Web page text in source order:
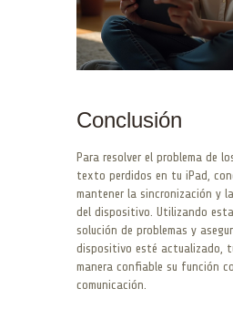
Conclusión
Para resolver el problema de
texto perdidos en tu iPad,
mantener la sincronización y
del dispositivo. Utilizando
solución de problemas y
dispositivo esté actualizado,
manera confiable su función
comunicación.